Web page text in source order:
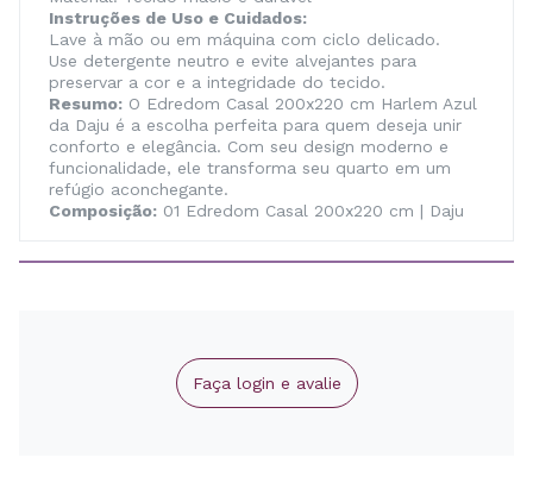
Instruções de Uso e Cuidados:
Lave à mão ou em máquina com ciclo delicado.
Use detergente neutro e evite alvejantes para
preservar a cor e a integridade do tecido.
Resumo: O Edredom Casal 200x220 cm Harlem Azul
da Daju é a escolha perfeita para quem deseja unir
conforto e elegância. Com seu design moderno e
funcionalidade, ele transforma seu quarto em um
refúgio aconchegante.
Composição: 01 Edredom Casal 200x220 cm | Daju
Faça login e avalie